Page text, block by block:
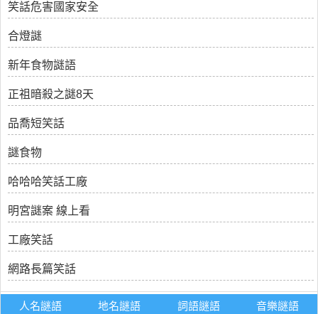
笑話危害國家安全
合燈謎
新年食物謎語
正祖暗殺之謎8天
品喬短笑話
謎食物
哈哈哈笑話工廠
明宮謎案 線上看
工廠笑話
網路長篇笑話
人名謎語 地名謎語 詞語謎語 音樂謎語